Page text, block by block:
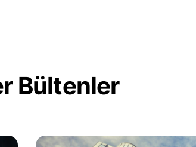
Bültenler